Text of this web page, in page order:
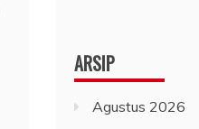
ARSIP
Agustus 2026